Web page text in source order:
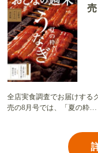
全店実食調査でお届けする
売の8月号では、「夏の粋…